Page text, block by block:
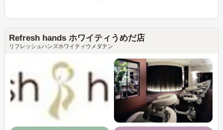
Refresh hands ホワイティうめだ店
リフレッシュハンズホワイティウメダテン